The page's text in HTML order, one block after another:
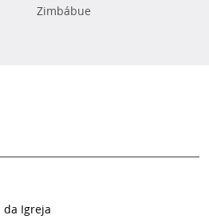
Zimbábue
da Igreja